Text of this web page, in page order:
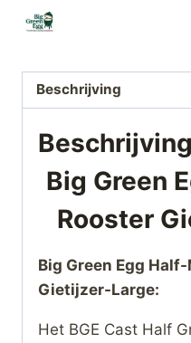
Beschrijving
Beschrijving
Big Green
Rooster
Big Green Egg
Gietijzer-Large:
Het BGE Cast Half